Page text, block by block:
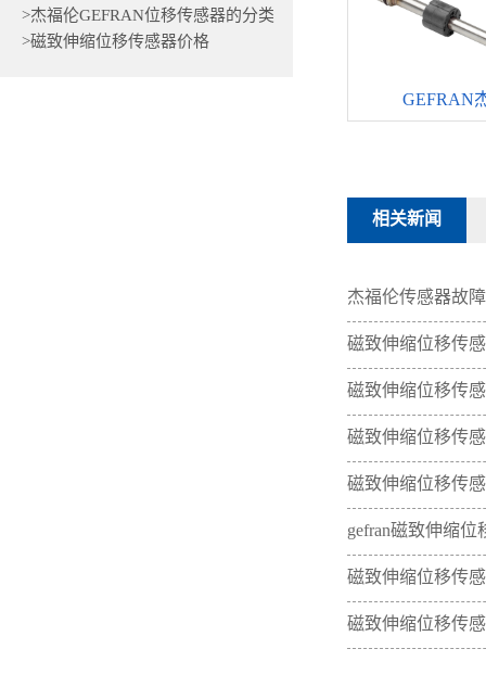
>杰福伦GEFRAN位移传感器的分类
>磁致伸缩位移传感器价格
GEFRAN
相关新闻
杰福伦传感器故
磁致伸缩位移传
磁致伸缩位移传
磁致伸缩位移传
磁致伸缩位移传
gefran磁致伸缩
磁致伸缩位移传
磁致伸缩位移传